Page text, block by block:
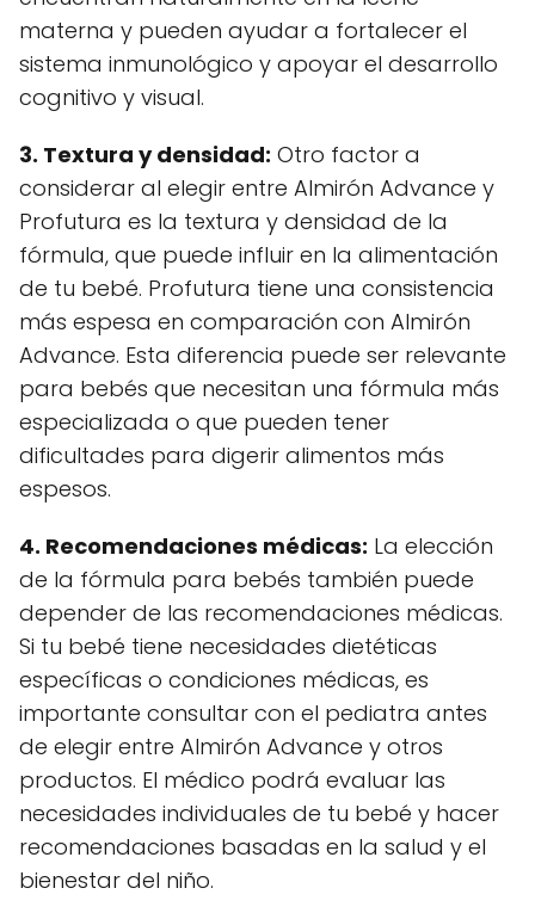
materna y pueden ayudar a fortalecer el
sistema inmunológico y apoyar el desarrollo
cognitivo y visual.
3. Textura y densidad: Otro factor a
considerar al elegir entre Almirón Advance y
Profutura es la textura y densidad de la
fórmula, que puede influir en la alimentación
de tu bebé. Profutura tiene una consistencia
más espesa en comparación con Almirón
Advance. Esta diferencia puede ser relevante
para bebés que necesitan una fórmula más
especializada o que pueden tener
dificultades para digerir alimentos más
espesos.
4. Recomendaciones médicas: La elección
de la fórmula para bebés también puede
depender de las recomendaciones médicas.
Si tu bebé tiene necesidades dietéticas
específicas o condiciones médicas, es
importante consultar con el pediatra antes
de elegir entre Almirón Advance y otros
productos. El médico podrá evaluar las
necesidades individuales de tu bebé y hacer
recomendaciones basadas en la salud y el
bienestar del niño.